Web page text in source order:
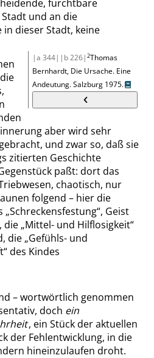
furchtbare
und an die
in dieser Stadt, keine
|a 344| |b 226| 2Thomas
Bernhardt, Die Ursache. Eine
Andeutung. Salzburg 1975.
aber wird sehr
und zwar so, daß sie
zitierten Geschichte
paßt: dort das
chaotisch, nur
folgend – hier die
„Schreckensfestung“, Geist
die „Mittel- und Hilflosigkeit“
die „Gefühls- und
“des Kindes
– wortwörtlich genommen
doch ein
, ein Stück der aktuellen
der Fehlentwicklung, in die
hineinzulaufen droht.